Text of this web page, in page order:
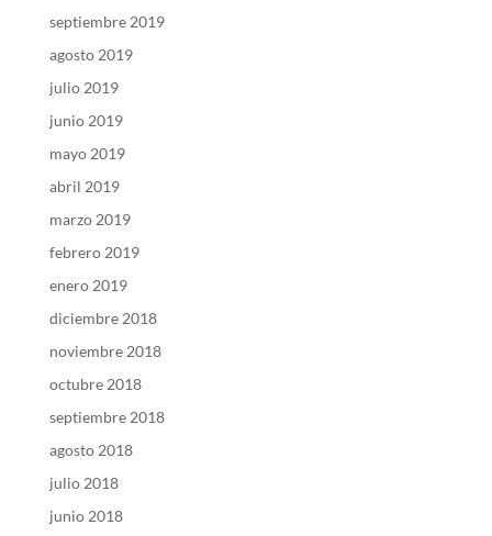
septiembre 2019
agosto 2019
julio 2019
junio 2019
mayo 2019
abril 2019
marzo 2019
febrero 2019
enero 2019
diciembre 2018
noviembre 2018
octubre 2018
septiembre 2018
agosto 2018
julio 2018
junio 2018